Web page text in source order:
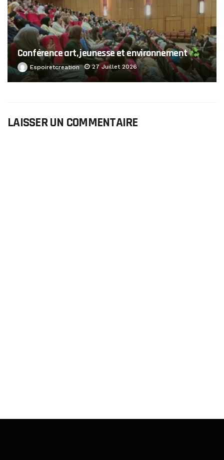
Conférence art, jeunesse et environnement
Espoiretcreation 27 Juillet 2026
LAISSER UN COMMENTAIRE